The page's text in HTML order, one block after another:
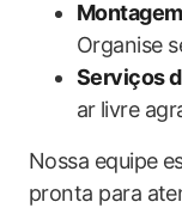
Organise
Serviços‌
ar ⁤livre
Nossa equipe
pronta para